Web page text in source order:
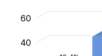
40
60